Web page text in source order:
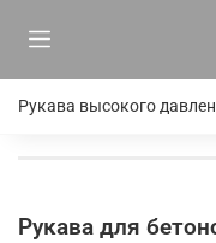
Рукава высокого
Рукава для